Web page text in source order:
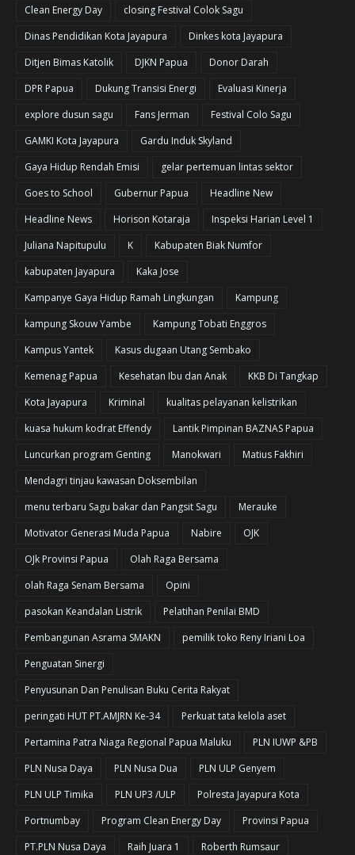
Clean Energy Day
closing Festival Colok Sagu
Dinas Pendidikan Kota Jayapura
Dinkes kota Jayapura
Ditjen Bimas Katolik
DJKN Papua
Donor Darah
DPR Papua
Dukung Transisi Energi
Evaluasi Kinerja
explore dusun sagu
Fans Jerman
Festival Colo Sagu
GAMKI Kota Jayapura
Gardu Induk Skyland
Gaya Hidup Rendah Emisi
gelar pertemuan lintas sektor
Goes to School
Gubernur Papua
Headline New
Headline News
Horison Kotaraja
Inspeksi Harian Level 1
Juliana Napitupulu
K
Kabupaten Biak Numfor
kabupaten Jayapura
Kaka Jose
Kampanye Gaya Hidup Ramah Lingkungan
Kampung
kampung Skouw Yambe
Kampung Tobati Enggros
Kampus Yantek
Kasus dugaan Utang Sembako
Kemenag Papua
Kesehatan Ibu dan Anak
KKB Di Tangkap
Kota Jayapura
Kriminal
kualitas pelayanan kelistrikan
kuasa hukum kodrat Effendy
Lantik Pimpinan BAZNAS Papua
Luncurkan program Genting
Manokwari
Matius Fakhiri
Mendagri tinjau kawasan Doksembilan
menu terbaru Sagu bakar dan Pangsit Sagu
Merauke
Motivator Generasi Muda Papua
Nabire
OJK
OJk Provinsi Papua
Olah Raga Bersama
olah Raga Senam Bersama
Opini
pasokan Keandalan Listrik
Pelatihan Penilai BMD
Pembangunan Asrama SMAKN
pemilik toko Reny Iriani Loa
Penguatan Sinergi
Penyusunan Dan Penulisan Buku Cerita Rakyat
peringati HUT PT.AMJRN Ke-34
Perkuat tata kelola aset
Pertamina Patra Niaga Regional Papua Maluku
PLN IUWP &PB
PLN Nusa Daya
PLN Nusa Dua
PLN ULP Genyem
PLN ULP Timika
PLN UP3 /ULP
Polresta Jayapura Kota
Portnumbay
Program Clean Energy Day
Provinsi Papua
PT.PLN Nusa Daya
Raih Juara 1
Roberth Rumsaur